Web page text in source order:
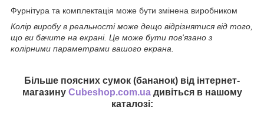
Фурнітура та комплектація може бути змінена виробником
Колір виробу в реальності може дещо відрізнятися від того,
що ви бачите на екрані. Це може бути пов'язано з
колірними параметрами вашого екрана.
Більше поясних сумок (бананок) від інтернет-
магазину Cubeshop.com.uaдивіться в нашому
каталозі: